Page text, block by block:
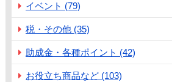
イベント (79)
税・その他 (35)
助成金・各種ポイント (42)
お役立ち商品など (103)